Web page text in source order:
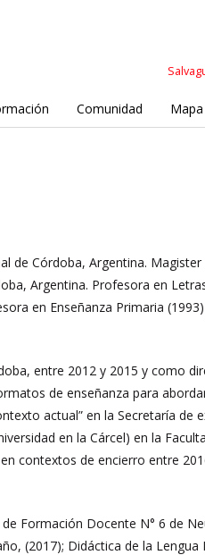
Comunidad
de Córdoba, Argentina. Magister
Argentina. Profesora en
en Enseñanza Primaria
entre 2012 y 2015 y como
de enseñanza para
actual” en la Secretaría de
en la Cárcel) en la
contextos de encierro entre
Formación Docente N° 6 de
(2017); Didáctica de la Lengua